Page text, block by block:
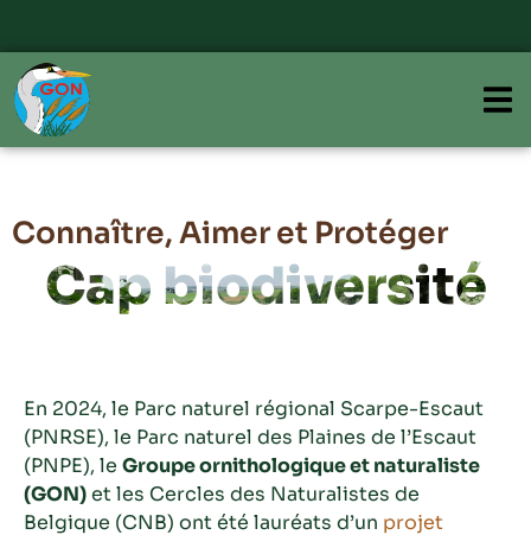
Connaître, Aimer et Protéger
Cap biodiversité
En 2024, le Parc naturel régional Scarpe-Escaut
(PNRSE), le Parc naturel des Plaines de l’Escaut
(PNPE), le Groupe ornithologique et naturaliste
(GON)et les Cercles des Naturalistes de
Belgique (CNB) ont été lauréats d’un projet